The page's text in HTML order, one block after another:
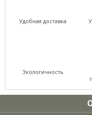
Удобная доставка
Экологичность